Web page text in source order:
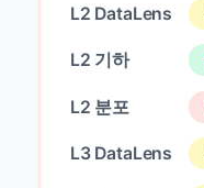
L2 DataLens
L2 기하
L2 분포
L3 DataLens